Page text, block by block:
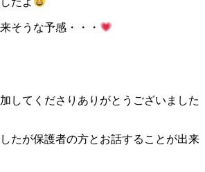
そうな予感・・・
してくださりありがとうございました
たが保護者の方とお話することが出来